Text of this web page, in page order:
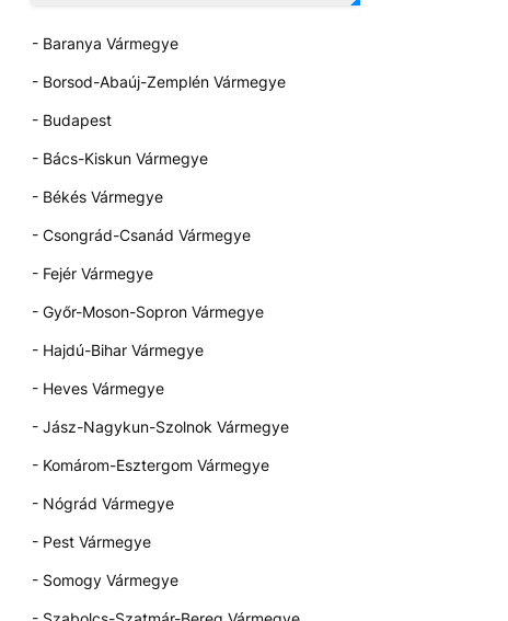
- Baranya Vármegye
- Borsod-Abaúj-Zemplén Vármegye
- Budapest
- Bács-Kiskun Vármegye
- Békés Vármegye
- Csongrád-Csanád Vármegye
- Fejér Vármegye
- Győr-Moson-Sopron Vármegye
- Hajdú-Bihar Vármegye
- Heves Vármegye
- Jász-Nagykun-Szolnok Vármegye
- Komárom-Esztergom Vármegye
- Nógrád Vármegye
- Pest Vármegye
- Somogy Vármegye